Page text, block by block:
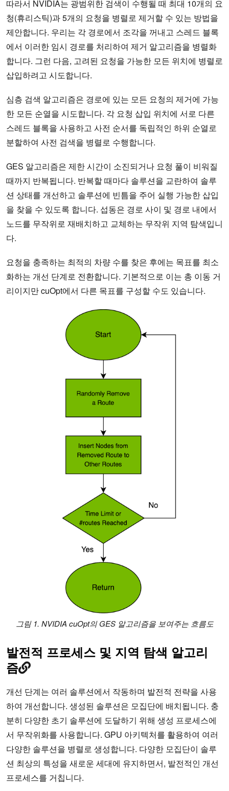
따라서 NVIDIA는 광범위한 검색이 수행될 때 최대 10개의 요
청(휴리스틱)과 5개의 요청을 병렬로 제거할 수 있는 방법을
제안합니다. 우리는 각 경로에서 조각을 꺼내고 스레드 블록
에서 이러한 임시 경로를 처리하여 제거 알고리즘을 병렬화
합니다. 그런 다음, 고려된 요청을 가능한 모든 위치에 병렬로
삽입하려고 시도합니다.
심층 검색 알고리즘은 경로에 있는 모든 요청의 제거에 가능
한 모든 순열을 시도합니다. 각 요청 삽입 위치에 서로 다른
스레드 블록을 사용하고 사전 순서를 독립적인 하위 순열로
분할하여 사전 검색을 병렬로 수행합니다.
GES 알고리즘은 제한 시간이 소진되거나 요청 풀이 비워질
때까지 반복됩니다. 반복할 때마다 솔루션을 교란하여 솔루
션 상태를 개선하고 솔루션에 빈틈을 주어 실행 가능한 삽입
을 찾을 수 있도록 합니다. 섭동은 경로 사이 및 경로 내에서
노드를 무작위로 재배치하고 교체하는 무작위 지역 탐색입니
다.
요청을 충족하는 최적의 차량 수를 찾은 후에는 목표를 최소
화하는 개선 단계로 전환합니다. 기본적으로 이는 총 이동 거
리이지만 cuOpt에서 다른 목표를 구성할 수도 있습니다.
그림 1. NVIDIA cuOpt의 GES 알고리즘을 보여주는 흐름도
발전적 프로세스 및 지역 탐색 알고리
즘
개선 단계는 여러 솔루션에서 작동하며 발전적 전략을 사용
하여 개선합니다. 생성된 솔루션은 모집단에 배치됩니다. 충
분히 다양한 초기 솔루션에 도달하기 위해 생성 프로세스에
서 무작위화를 사용합니다. GPU 아키텍처를 활용하여 여러
다양한 솔루션을 병렬로 생성합니다. 다양한 모집단이 솔루
션 최상의 특성을 새로운 세대에 유지하면서, 발전적인 개선
프로세스를 거칩니다.